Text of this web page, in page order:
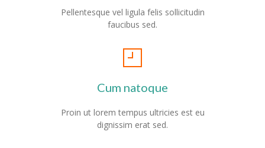
Elterninfos
-- Elternbriefe/Schulinfo
-- Mitwirkungsgremien
-- Förderverein
Pellentesque vel ligula felis sollicitudin
faucibus sed.
Cum natoque
Proin ut lorem tempus ultricies est eu
dignissim erat sed.